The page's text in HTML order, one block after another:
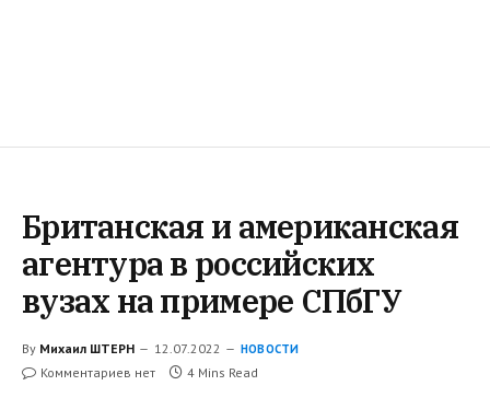
Британская и американская
агентура в российских
вузах на примере СПбГУ
By Михаил ШТЕРН 12.07.2022 НОВОСТИ
Комментариев нет 4 Mins Read